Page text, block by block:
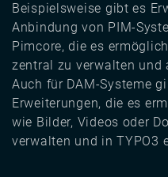
Beispielsweise gibt es
Anbindung von PIM-
Pimcore, die es
zentral zu verwalten und
Auch für DAM-Systeme
Erweiterungen, die es
wie Bilder, Videos oder
verwalten und in TYPO3